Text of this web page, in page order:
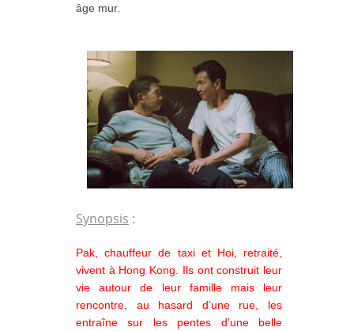
âge mur.
Synopsis :
Pak, chauffeur de taxi et Hoi, retraité,
vivent à Hong Kong. Ils ont construit leur
vie autour de leur famille mais leur
rencontre, au hasard d’une rue, les
entraîne sur les pentes d’une belle